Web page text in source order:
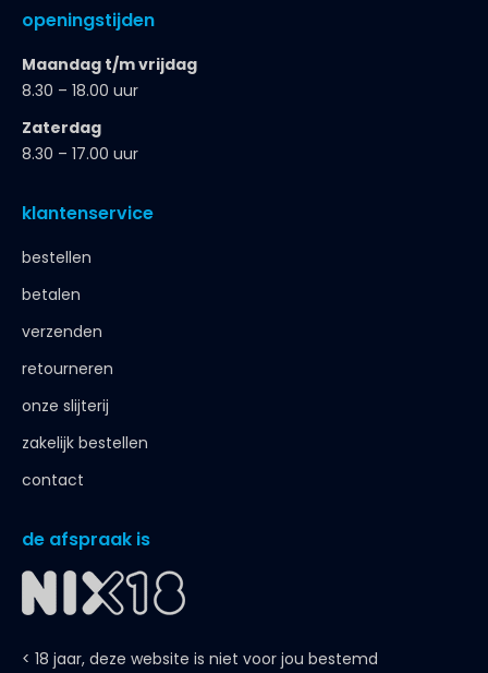
openingstijden
Maandag t/m vrijdag
8.30 – 18.00 uur
Zaterdag
8.30 – 17.00 uur
klantenservice
bestellen
betalen
verzenden
retourneren
onze slijterij
zakelijk bestellen
contact
de afspraak is
< 18 jaar, deze website is niet voor jou bestemd